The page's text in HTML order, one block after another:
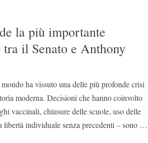
la più importante
il Senato e Anthony
ha vissuto una delle più profonde crisi
moderna. Decisioni che hanno coinvolto
vaccinali, chiusure delle scuole, uso delle
individuale senza precedenti – sono …